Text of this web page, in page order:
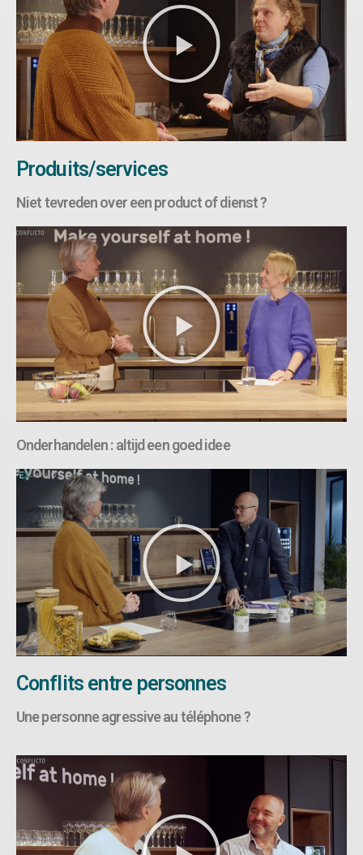
Produits/services
Niet tevreden over een product of dienst ?
Onderhandelen : altijd een goed idee
Conflits entre personnes
Une personne agressive au téléphone ?